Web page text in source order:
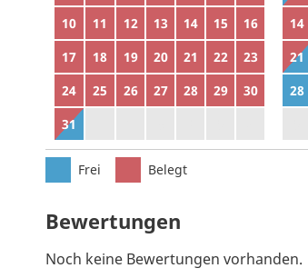
10
11 12 13 14 15
16
17
18 19 20 21 22
23
24
25 26 27 28 29
30
31
14
21
28
Frei Belegt
Bewertungen
Noch keine Bewertungen vorhanden.